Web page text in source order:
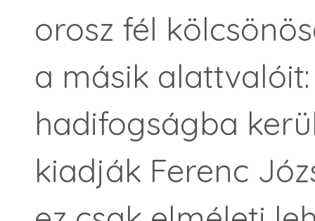
orosz fél
a másik
hadifogságba
kiadják Ferenc